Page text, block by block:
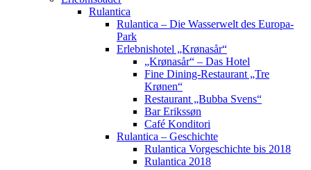
Rulantica
Rulantica – Die Wasserwelt des Europa-
Park
Erlebnishotel „Krønasår“
„Krønasår“ – Das Hotel
Fine Dining-Restaurant „Tre
Krønen“
Restaurant „Bubba Svens“
Bar Erikssøn
Café Konditori
Rulantica – Geschichte
Rulantica Vorgeschichte bis 2018
Rulantica 2018